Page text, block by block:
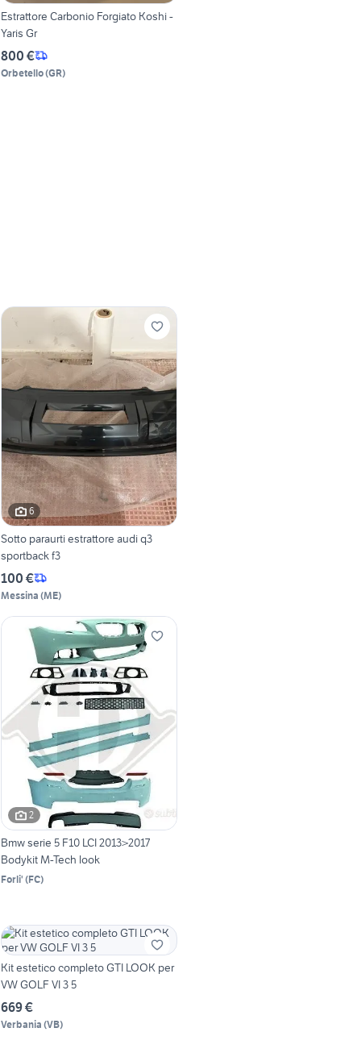
Estrattore Carbonio Forgiato Koshi -
Yaris Gr
800 €
Orbetello(GR)
6
Sotto paraurti estrattore audi q3
sportback f3
100 €
Messina (ME)
2
Bmw serie 5 F10 LCI 2013>2017
Bodykit M-Tech look
Forli' (FC)
Kit estetico completo GTI LOOK per
VW GOLF VI 3 5
669 €
Verbania (VB)